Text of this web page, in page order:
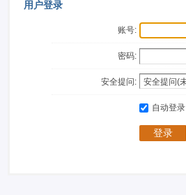
用户登录
账号:
密码:
安全提问:
自动登录
登录